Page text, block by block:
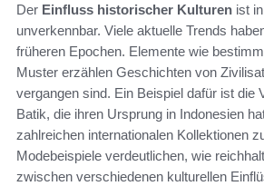
Der Einfluss historischer Kulturen ist
unverkennbar. Viele aktuelle Trends
früheren Epochen. Elemente wie
Muster erzählen Geschichten von
vergangen sind. Ein Beispiel dafür ist die
Batik, die ihren Ursprung in Indonesien
zahlreichen internationalen Kollektionen
Modebeispiele verdeutlichen, wie
zwischen verschiedenen kulturellen